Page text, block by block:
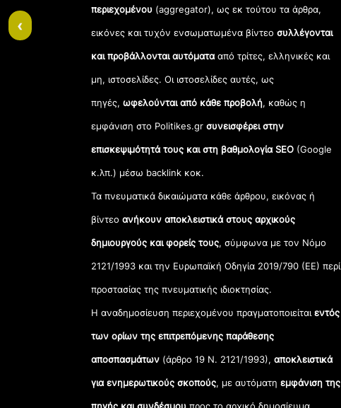
περιεχομένου (aggregator), ως εκ τούτου τα άρθρα,
εικόνες και τυχόν ενσωματωμένα βίντεοσυλλέγονται
και προβάλλονται αυτόματααπό τρίτες, ελληνικές και
μη, ιστοσελίδες. Οι ιστοσελίδες αυτές, ως
πηγές,ωφελούνται από κάθε προβολή, καθώς η
εμφάνιση στο Politikes.gr συνεισφέρει στην
επισκεψιμότητά τους και στη βαθμολογία SEO (Google
κ.λπ.) μέσω backlink κοκ.
Τα πνευματικά δικαιώματα κάθε άρθρου, εικόνας ή
βίντεοανήκουν αποκλειστικά στους αρχικούς
δημιουργούς και φορείς τους, σύμφωνα με τον Νόμο
2121/1993 και την Ευρωπαϊκή Οδηγία 2019/790 (ΕΕ) περί
προστασίας της πνευματικής ιδιοκτησίας.
Η αναδημοσίευση περιεχομένου πραγματοποιείταιεντός
των ορίων της επιτρεπόμενης παράθεσης
αποσπασμάτων (άρθρο 19 Ν. 2121/1993), αποκλειστικά
για ενημερωτικούς σκοπούς, με αυτόματηεμφάνιση της
‹